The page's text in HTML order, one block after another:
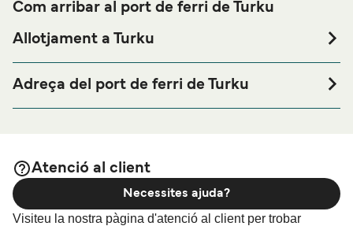
Com arribar al port de ferri de Turku
Allotjament a Turku
prop del port de ferri de Turku o busques allotjament
durant tota la teva estada, visita la nostra pàgina de
Adreça del port de ferri de Turku
Tallink Silja Terminal (Vehicles) - Kuljetuskatu 4, 20100
Turku, Finland
Atenció al client
Visiteu la nostra pàgina d'atenció al client per trobar
Necessites ajuda?